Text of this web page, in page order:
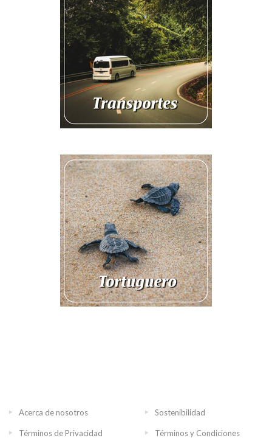
Acerca de nosotros Sostenibilidad
Términos de Privacidad Términos y Condiciones